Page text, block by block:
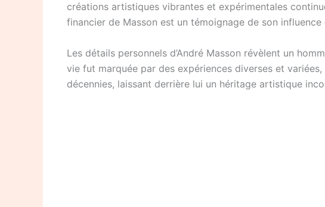
créations artistiques vibrantes et expérimentales
financier de Masson est un témoignage de son
Les détails personnels d’André Masson révèlent un
vie fut marquée par des expériences diverses et
décennies, laissant derrière lui un héritage artistique